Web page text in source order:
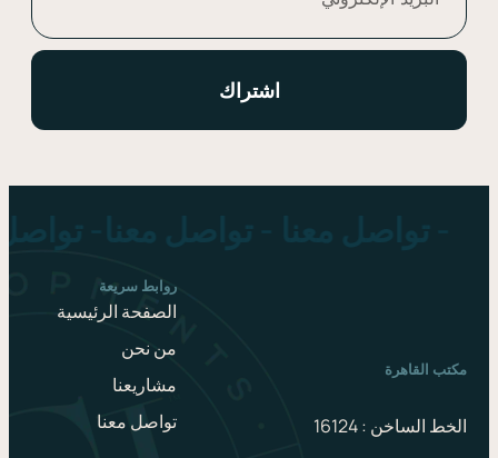
اشتراك
تواصل معنا - تواصل معنا -
القاهرة
: 16124
روابط سريعة
الصفحة الرئيسية
مشاريعنا
تواصل معنا